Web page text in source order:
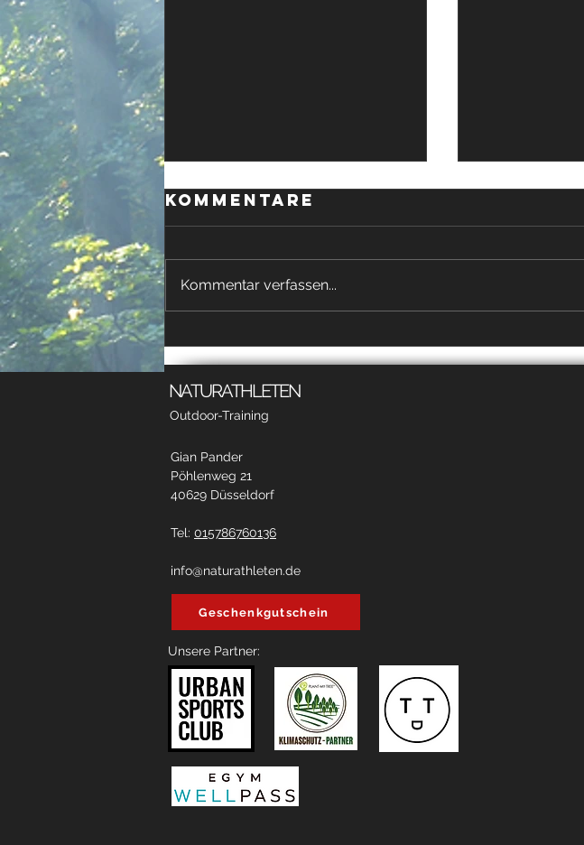
Die suche nach
dem Personal
Trainer
Kommentare
Kommentar verfassen...
NATURATHLETEN
Outdoor-Training
Gian Pander
Pöhlenweg 21
40629 Düsseldorf
Tel: 015786760136
info@naturathleten.de
Geschenkgutschein
Unsere Partner: